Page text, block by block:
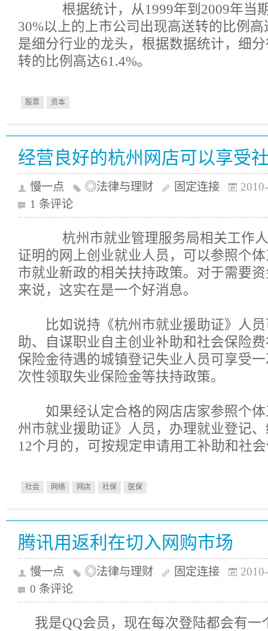
根据统计，从1999年到2009年当
30%以上的上市公司出现高送转的比例高
是细分行业的龙头，根据数据统计，细
转的比例高达61.4%。
股票 资本
经营良好的杭州网店可以享受
慢一点 ◎法律与理财 固定连接
1 条评论
杭州市就业管理服务局相关工作人
证明的网上创业就业人员，可以参照个
市就业新政的相关扶持政策。对于需要
来说，这实在是一个好消息。
比如说持《杭州市就业援助证》人员
助、自谋职业自主创业补助和社会保险
保险金待遇的城镇登记失业人员可享受
次性领取失业保险金等扶持政策。
如果经认定合格的网店店家参照个体
州市就业援助证》人员，办理就业登记
12个月的，可按规定申请用工补助和社
社会 网络 网店 社保 医保
腾讯用返利在切入网购市场
慢一点 ◎法律与理财 固定连接
0 条评论
我是QQ会员，现在每次登陆都会有一